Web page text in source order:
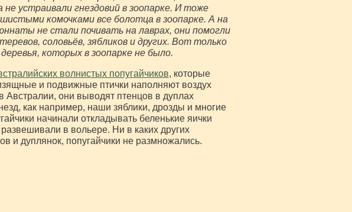
устраивали гнездовий в зоопарке. И тоже
комочками все болотца в зоопарке. А на
не стали почивать на лаврах, они помогли
соловьёв, зябликов и других. Вот только
которых в зоопарке не было.
волнистых попугайчиков, которые
и подвижные птички наполняют воздух
они выводят птенцов в дуплах
как например, наши зяблики, дрозды и многие
начинали откладывать беленькие яички
в вольере. Ни в каких других
и дуплянок, попугайчики не размножались.